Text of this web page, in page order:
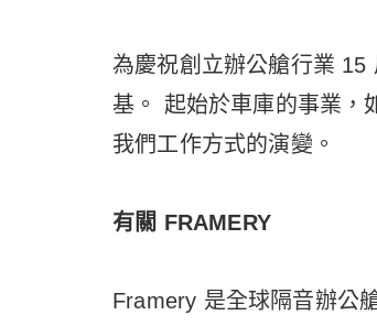
為慶祝創立辦公艙行業 15
基。 起始於車庫的事業，
我們工作方式的演變。
有關 FRAMERY
Framery 是全球隔音辦公